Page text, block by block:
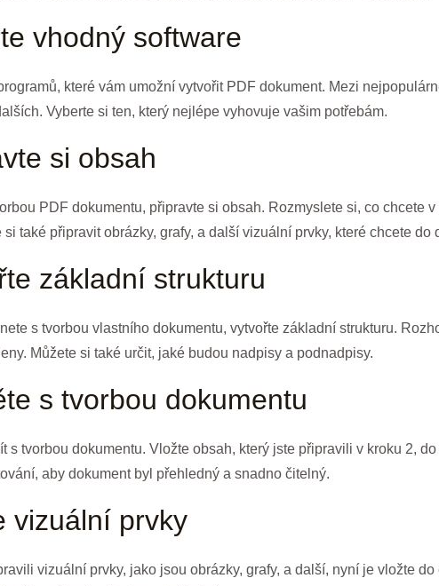
vhodný software
které vám umožní vytvořit PDF dokument. Mezi
Vyberte si ten, který nejlépe vyhovuje vašim potřebám.
si obsah
PDF dokumentu, připravte si obsah. Rozmyslete si, co chcete
si také připravit obrázky, grafy, a další vizuální prvky, které chcete do
základní strukturu
s tvorbou vlastního dokumentu, vytvořte základní strukturu.
Můžete si také určit, jaké budou nadpisy a podnadpisy.
s tvorbou dokumentu
s tvorbou dokumentu. Vložte obsah, který jste připravili v kroku 2,
aby dokument byl přehledný a snadno čitelný.
vizuální prvky
vizuální prvky, jako jsou obrázky, grafy, a další, nyní je vložte